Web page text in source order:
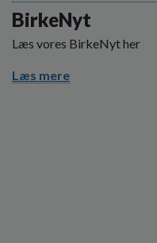
BirkeNyt
Læs vores BirkeNyt her
Læs mere